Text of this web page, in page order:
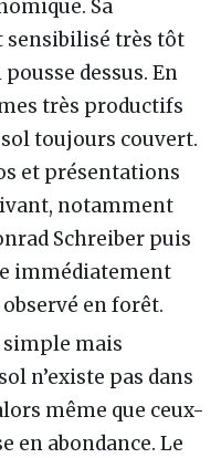
Sa
sensibilisé très tôt
dessus. En
très productifs
toujours couvert.
et présentations
notamment
Schreiber puis
immédiatement
en forêt.
simple mais
n’existe pas dans
même que ceux-
en abondance. Le